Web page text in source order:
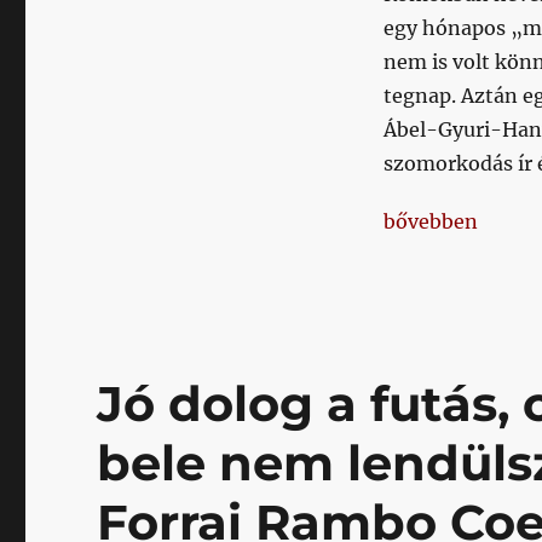
egy hónapos
nem is volt
tegnap. Aztán
Ábel-Gyuri-
szomorkodás ír
„Honvéd
bővebben
Jó dolog a futás,
bele nem
Forrai Rambo